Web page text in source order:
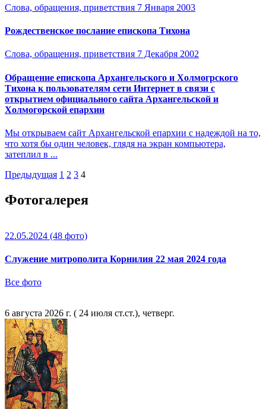
Слова, обращения, приветствия 7 Января 2003
Рождественское послание епископа Тихона
Слова, обращения, приветствия 7 Декабря 2002
Обращение епископа Архангельского и Холмогрского
Тихона к пользователям сети Интернет в связи с
открытием официального сайта Архангельской и
Холмогорской епархии
Мы открываем сайт Архангельской епархии с надеждой на то,
что хотя бы один человек, глядя на экран компьютера,
затеплил в ...
Предыдущая 1 2 3 4
Фотогалерея
22.05.2024 (48 фото)
Служение митрополита Корнилия 22 мая 2024 года
Все фото
6 августа 2026 г. ( 24 июля ст.ст.), четверг.